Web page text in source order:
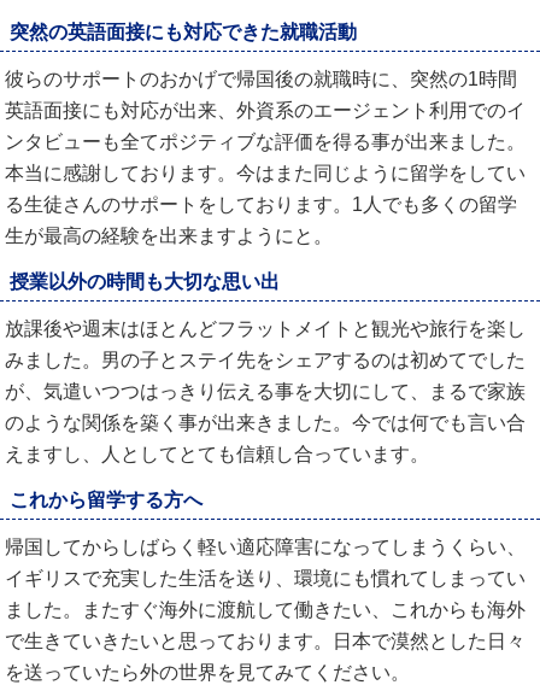
突然の英語面接にも対応できた就職活動
彼らのサポートのおかげで帰国後の就職時に、突然の1時間
英語面接にも対応が出来、外資系のエージェント利用でのイ
ンタビューも全てポジティブな評価を得る事が出来ました。
本当に感謝しております。今はまた同じように留学をしてい
る生徒さんのサポートをしております。1人でも多くの留学
生が最高の経験を出来ますようにと。
授業以外の時間も大切な思い出
放課後や週末はほとんどフラットメイトと観光や旅行を楽し
みました。男の子とステイ先をシェアするのは初めてでした
が、気遣いつつはっきり伝える事を大切にして、まるで家族
のような関係を築く事が出来きました。今では何でも言い合
えますし、人としてとても信頼し合っています。
これから留学する方へ
帰国してからしばらく軽い適応障害になってしまうくらい、
イギリスで充実した生活を送り、環境にも慣れてしまってい
ました。またすぐ海外に渡航して働きたい、これからも海外
で生きていきたいと思っております。日本で漠然とした日々
を送っていたら外の世界を見てみてください。